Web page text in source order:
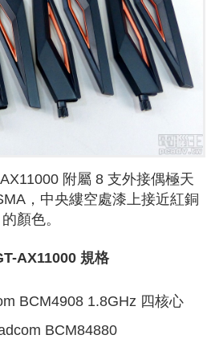
附屬 8 支外接偶極天
，中央縷空處漆上接近紅銅
的顏色。
AX11000 規格
BCM4908 1.8GHz 四核心
BCM84880